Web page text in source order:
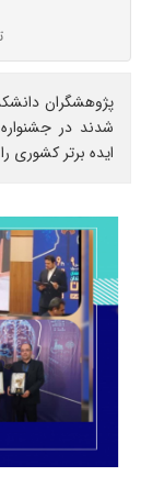
پژوهشگران
شدند در
ایده برتر کشوری